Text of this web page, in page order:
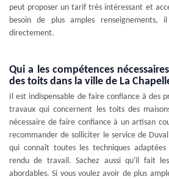
peut proposer un tarif très intéressant et
besoin de plus amples
directement.
Qui a les compétences
des toits dans la ville de La
Il est indispensable de faire confiance à des
travaux qui concernent les toits des
nécessaire de faire confiance à un artisan
recommander de solliciter le service de
qui connaît toutes les techniques
rendu de travail. Sachez aussi qu'il fait
abordables. Si vous voulez avoir de plus